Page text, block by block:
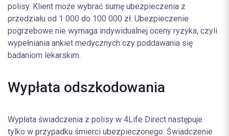
polisy. Klient może wybrać sumę ubezpieczenia z
przedziału od 1 000 do 100 000 zł. Ubezpieczenie
pogrzebowe nie wymaga indywidualnej oceny ryzyka, czyli
wypełniania ankiet medycznych czy poddawania się
badaniom lekarskim.
Wypłata odszkodowania
Wypłata świadczenia z polisy w 4Life Direct następuje
tylko w przypadku śmierci ubezpieczonego. Świadczenie